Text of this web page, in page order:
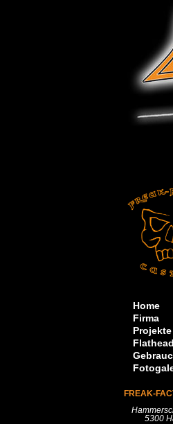
Home
Firma
Projekte
Flathead
FREAK-
5300